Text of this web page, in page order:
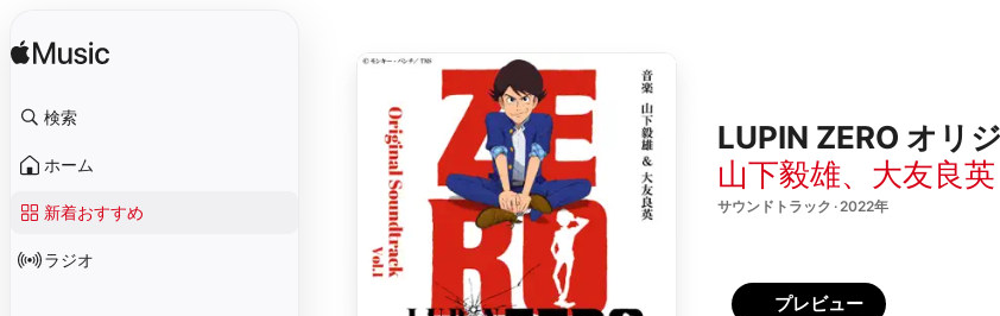
検索
ホーム
新着おすすめ
ラジオ
LUPIN ZERO オリ
山下毅雄、 大友良英
サウンドトラック · 2022年
プレビュー